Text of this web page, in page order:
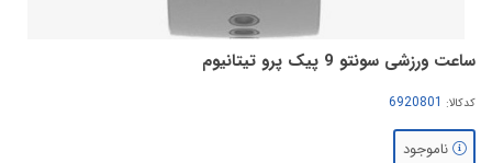
ساعت ورزشی سونتو 9 پیک پرو تیتانیوم
کدکالا:
ناموجود